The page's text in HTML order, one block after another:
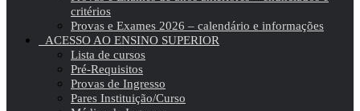
critérios
Provas e Exames 2026 – calendário e informações
ACESSO AO ENSINO SUPERIOR
Lista de cursos
Pré-Requisitos
Provas de Ingresso
Pares Instituição/Curso